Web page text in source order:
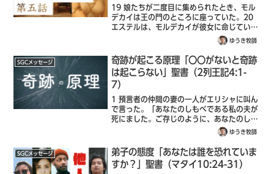
ステル記 2:19-3:1）
19 娘たちが二度目に集められたとき、モル
デカイは王の門のところに座っていた。20
エステルは、モルデカイが彼女に命じていた
ように、自分の生まれも自分の民族も明かし
ていなかった。エステルはモルデカイに養育
されていたときと同じように、彼の命令...
ゆうき牧師
SGCメッセージ
奇跡が起こる原理「〇〇がないと奇跡
は起こらない」聖書（2列王記4:1-
7）
1 預言者の仲間の妻の一人がエリシャに叫ん
で言った。「あなたのしもべである私の夫が
死にました。ご存じのように、あなたのしも
べは主を恐れていました。ところが、債権者
が来て、私の二人の子どもを自分の奴隷にし
ようとしています。」2 エリシャは彼女...
ゆうき牧師
SGCメッセージ
弟子の態度「あなたは誰を恐れていま
すか？」聖書（マタイ10:24-31）